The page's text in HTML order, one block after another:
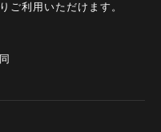
ご利用いただけます。